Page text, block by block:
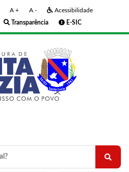
A + A -
Acessibilidade
Transparência E-SIC